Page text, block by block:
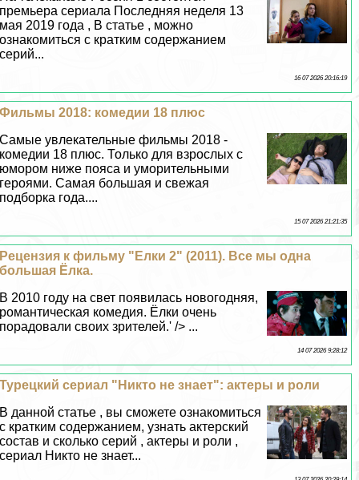
премьера сериала Последняя неделя 13
мая 2019 года , В статье , можно
ознакомиться с кратким содержанием
серий...
16 07 2026 20:16:19
Фильмы 2018: комедии 18 плюс
Самые увлекательные фильмы 2018 -
комедии 18 плюс. Только для взрослых с
юмором ниже пояса и уморительными
героями. Самая большая и свежая
подборка года....
15 07 2026 21:21:35
Рецензия к фильму "Елки 2" (2011). Все мы одна
большая Ёлка.
В 2010 году на свет появилась новогодняя,
романтическая комедия. Ёлки очень
порадовали своих зрителей.' /> ...
14 07 2026 9:28:12
Турецкий сериал "Никто не знает": актеры и роли
В данной статье , вы сможете ознакомиться
с кратким содержанием, узнать актерский
состав и сколько серий , актеры и роли ,
сериал Никто не знает...